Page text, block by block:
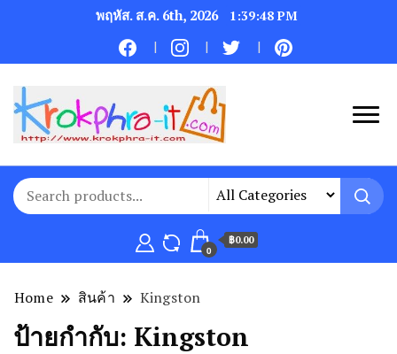
พฤหัส. ส.ค. 6th, 2026 1:39:48 PM
0
฿0.00
Home สินค้า Kingston
ป้ายกำกับ: Kingston